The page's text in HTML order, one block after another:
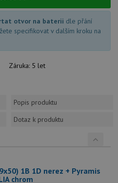
otvor na baterii dle přání
specifikovat v dalším kroku na
Záruka: 5 let
Popis produktu
Dotaz k produktu
1B 1D nerez + Pyramis
chrom